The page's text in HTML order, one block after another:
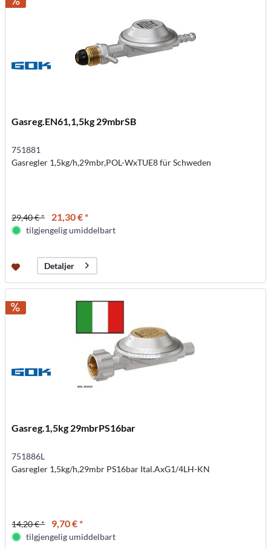
Gasreg.EN61,1,5kg 29mbrSB
751881
Gasregler 1,5kg/h,29mbr,POL-WxTUE8 für Schweden
29,40 € * 21,30 € *
tilgjengelig umiddelbart
Detaljer
Gasreg.1,5kg 29mbrPS16bar
751886L
Gasregler 1,5kg/h,29mbr PS16bar Ital.AxG1/4LH-KN
14,20 € * 9,70 € *
tilgjengelig umiddelbart